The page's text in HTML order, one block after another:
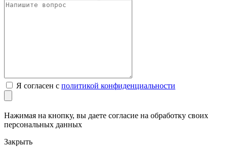
Я согласен с политикой конфиденциальности
Нажимая на кнопку, вы даете согласие на обработку своих
персональных данных
Закрыть